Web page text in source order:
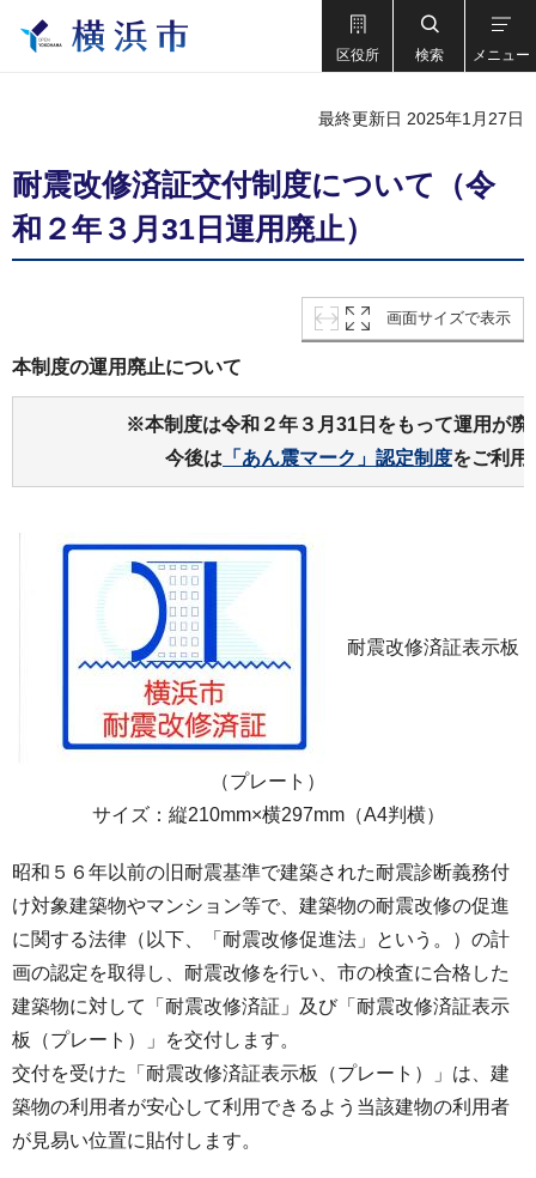
区役所 検索 メニュー
最終更新日 2025年1月27日
耐震改修済証交付制度について（令
和２年３月31日運用廃止）
画面サイズで表示
本制度の運用廃止について
※本制度は令和２年３月31日をもって運用が廃
今後は 「あん震マーク」認定制度をご利用
耐震改修済証表示板
（プレート）
サイズ：縦210mm×横297mm（A4判横）
昭和５６年以前の旧耐震基準で建築された耐震診断義務付
け対象建築物やマンション等で、建築物の耐震改修の促進
に関する法律（以下、「耐震改修促進法」という。）の計
画の認定を取得し、耐震改修を行い、市の検査に合格した
建築物に対して「耐震改修済証」及び「耐震改修済証表示
板（プレート）」を交付します。
交付を受けた「耐震改修済証表示板（プレート）」は、建
築物の利用者が安心して利用できるよう当該建物の利用者
が見易い位置に貼付します。